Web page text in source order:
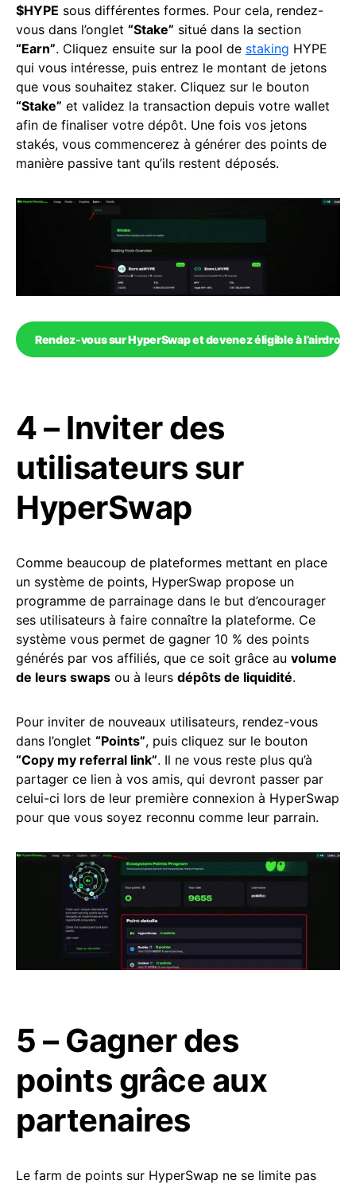
$HYPE sous différentes formes. Pour cela, rendez-
vous dans l’onglet “Stake” situé dans la section
“Earn”. Cliquez ensuite sur la pool de staking HYPE
qui vous intéresse, puis entrez le montant de jetons
que vous souhaitez staker. Cliquez sur le bouton
“Stake” et validez la transaction depuis votre wallet
afin de finaliser votre dépôt. Une fois vos jetons
stakés, vous commencerez à générer des points de
manière passive tant qu’ils restent déposés.
Rendez-vous sur HyperSwap et devenez éligible à l’airdrop
4 – Inviter des
utilisateurs sur
HyperSwap
Comme beaucoup de plateformes mettant en place
un système de points, HyperSwap propose un
programme de parrainage dans le but d’encourager
ses utilisateurs à faire connaître la plateforme. Ce
système vous permet de gagner 10 % des points
générés par vos affiliés, que ce soit grâce au volume
de leurs swaps ou à leurs dépôts de liquidité.
Pour inviter de nouveaux utilisateurs, rendez-vous
dans l’onglet “Points”, puis cliquez sur le bouton
“Copy my referral link”. Il ne vous reste plus qu’à
partager ce lien à vos amis, qui devront passer par
celui-ci lors de leur première connexion à HyperSwap
pour que vous soyez reconnu comme leur parrain.
5 – Gagner des
points grâce aux
partenaires
Le farm de points sur HyperSwap ne se limite pas